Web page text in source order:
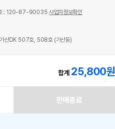
합계 25,800원
판매종료
호 : 120-87-90035사업자정보확인
가산DK 507호, 508호 (가산동)